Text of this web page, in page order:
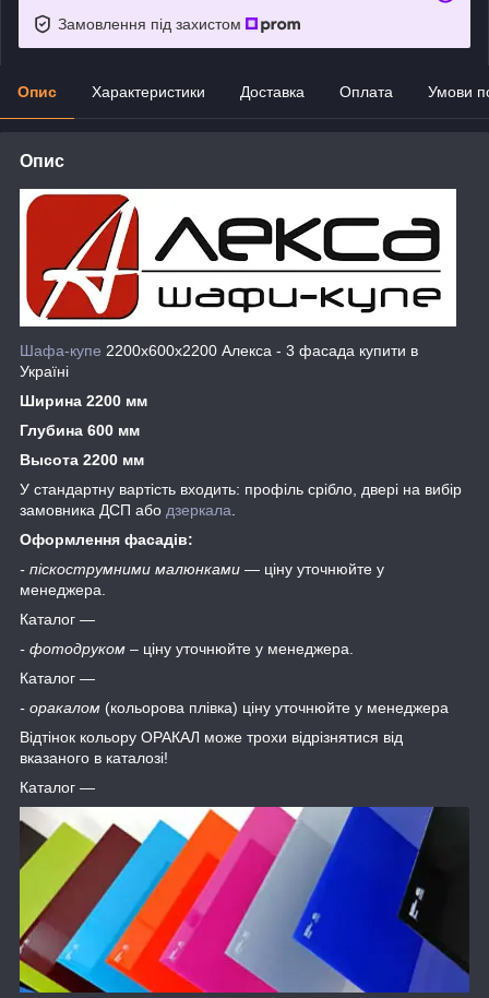
Замовлення під захистом
Опис Характеристики Доставка Оплата Умови
Опис
Шафа-купе 2200х600х2200 Алекса - 3 фасада купити в
Україні
Ширина 2200 мм
Глубина 600 мм
Высота 2200 мм
У стандартну вартість входить: профіль срібло, двері на вибір
замовника ДСП або дзеркала
Оформлення фасадів:
- піскострумними малюнками ― ціну уточнюйте у
менеджера.
Каталог ―
- фотодруком – ціну уточнюйте у менеджера.
Каталог ―
- оракалом (кольорова плівка) ціну уточнюйте у менеджера
Відтінок кольору ОРАКАЛ може трохи відрізнятися від
вказаного в каталозі!
Каталог ―